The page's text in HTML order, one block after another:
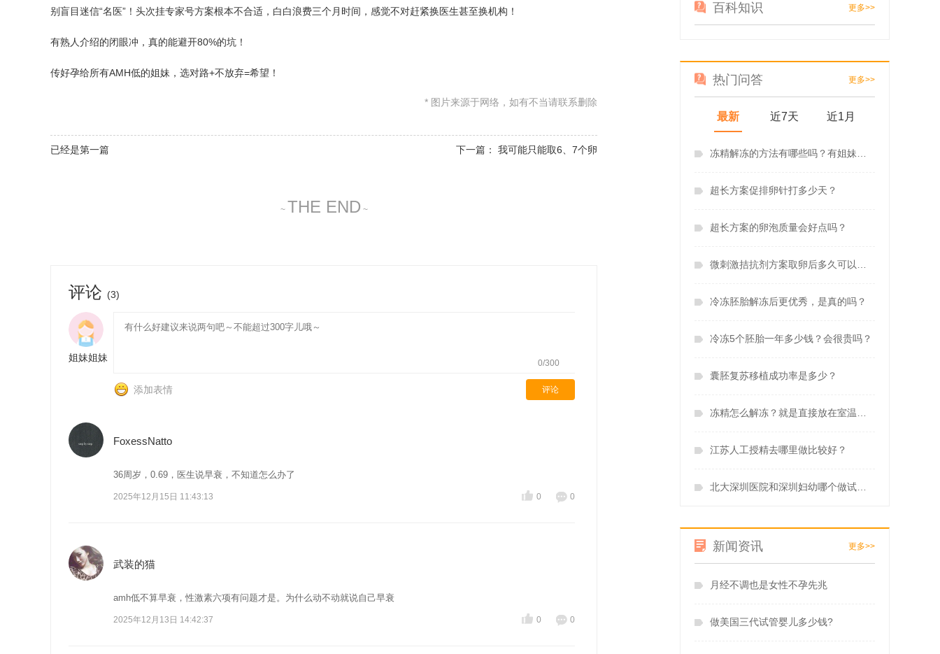
别盲目迷信“名医”！头次挂专家号方案根本不合适，白白浪费三个月时间，感觉不对赶紧换医生甚至换机构！
有熟人介绍的闭眼冲，真的能避开80%的坑！
传好孕给所有AMH低的姐妹，选对路+不放弃=希望！
* 图片来源于网络，如有不当请联系删除
已经是第一篇 下一篇： 我可能只能取6、7个卵
~ THE END ~
评论 (3)
姐妹姐妹 0/300
添加表情 评论
FoxessNatto
36周岁，0.69，医生说早衰，不知道怎么办了
2025年12月15日 11:43:13 0 0
武装的猫
amh低不算早衰，性激素六项有问题才是。为什么动不动就说自己早衰
2025年12月13日 14:42:37 0 0
百科知识 更多>>
热门问答 更多>>
最新 近7天 近1月
超长方案促排卵针打多少天？
超长方案的卵泡质量会好点吗？
冷冻胚胎解冻后更优秀，是真的吗？
冷冻5个胚胎一年多少钱？会很贵吗？
囊胚复苏移植成功率是多少？
江苏人工授精去哪里做比较好？
新闻资讯 更多>>
月经不调也是女性不孕先兆
做美国三代试管婴儿多少钱?